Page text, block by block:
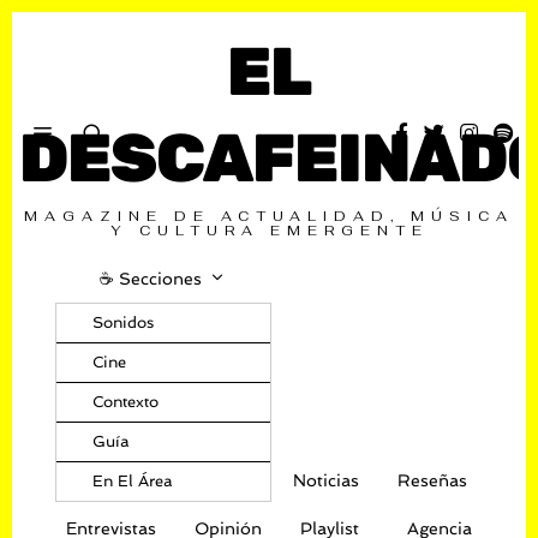
EL
MAGAZINE DE ACTUALIDAD, MÚSICA
Y CULTURA EMERGENTE
☕️ Secciones
Sonidos
Cine
Contexto
Guía
En El Área Noticias Reseñas
Entrevistas Opinión Playlist Agencia